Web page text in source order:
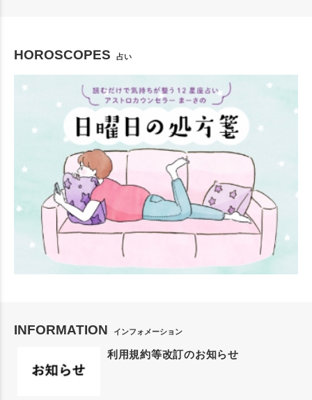
HOROSCOPES 占い
INFORMATION インフォメーション
利用規約等改訂のお知らせ